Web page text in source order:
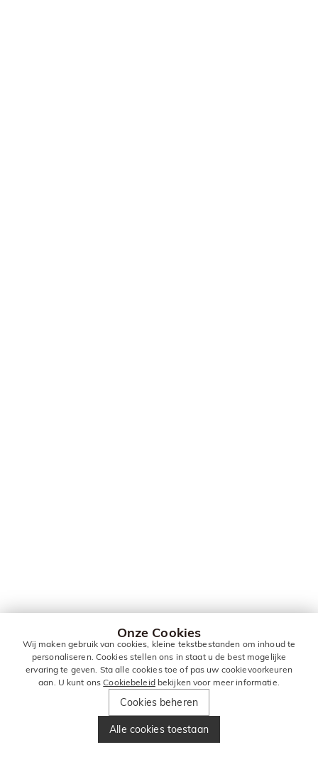
Onze Cookies
Wij maken gebruik van cookies, kleine tekstbestanden om inhoud te
personaliseren. Cookies stellen ons in staat u de best mogelijke
ervaring te geven. Sta alle cookies toe of pas uw cookievoorkeuren
aan. U kunt onsCookiebeleidbekijken voor meer informatie.
Cookies beheren
Alle cookies toestaan